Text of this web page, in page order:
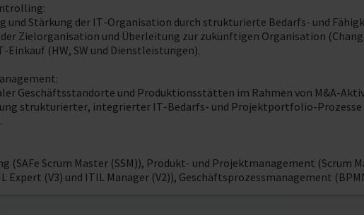
und Stärkung der IT-Organisation durch strukturierte Bedarfs- und
Zielorganisation und Überleitung zur zukünftigen Organisation
(HW, SW und Dienstleistungen).
Geschäftsstandorte und Produktionsstätten im Rahmen von M&A-
strukturierter, integrierter IT-Bedarfs- und Projektportfolio-
(SAFe Scrum Master (SSM)), Produkt- und Projektmanagement (Scrum
Expert (V3) und ITIL Manager (V2)), Geschäftsprozessmanagement